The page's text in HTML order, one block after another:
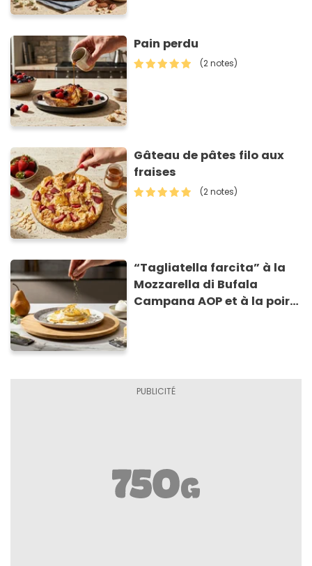
Pain perdu
(2 notes)
Gâteau de pâtes filo aux
fraises
(2 notes)
“Tagliatella farcita” à la
Mozzarella di Bufala
Campana AOP et à la poire